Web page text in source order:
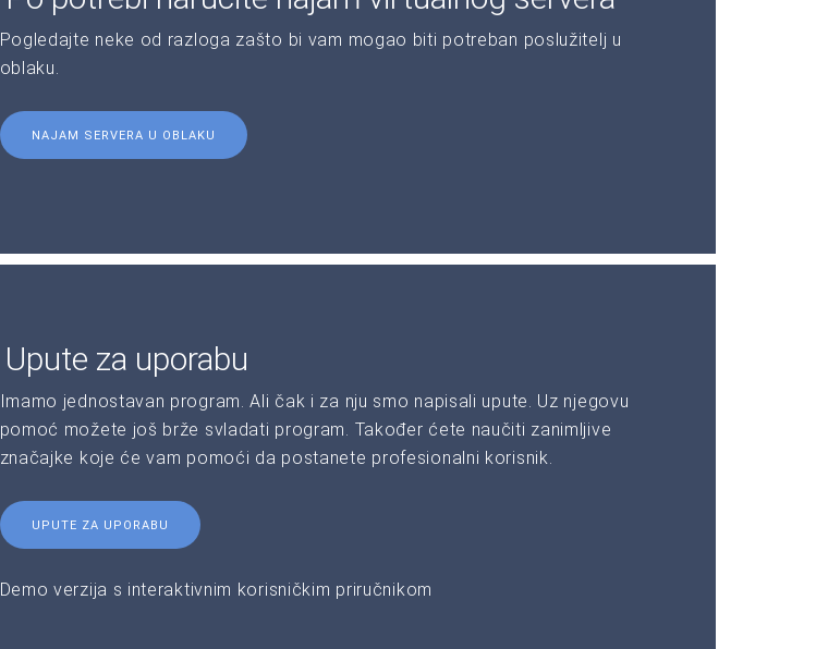
Pogledajte neke od razloga zašto bi vam mogao biti potreban poslužitelj u
oblaku.
NAJAM SERVERA U OBLAKU
Upute za uporabu
Imamo jednostavan program. Ali čak i za nju smo napisali upute. Uz njegovu
pomoć možete još brže svladati program. Također ćete naučiti zanimljive
značajke koje će vam pomoći da postanete profesionalni korisnik.
UPUTE ZA UPORABU
Demo verzija s interaktivnim korisničkim priručnikom